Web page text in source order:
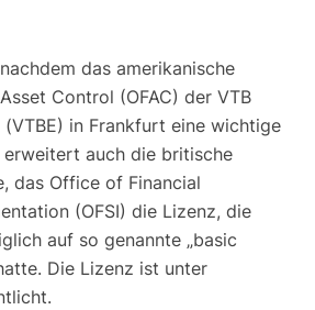
das amerikanische
Control (OFAC) der VTB
(VTBE) in Frankfurt eine wichtige
auch die britische
das Office of Financial
(OFSI) die Lizenz, die
auf so genannte „basic
Die Lizenz ist unter